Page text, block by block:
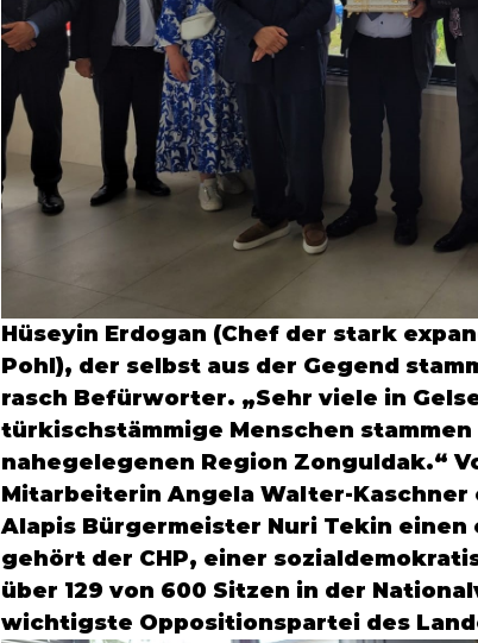
Hüseyin Erdogan (Chef der stark
Pohl), der selbst aus der Gegend
rasch Befürworter. „Sehr viele in
türkischstämmige Menschen
nahegelegenen Region Zonguldak.“
Mitarbeiterin Angela Walter-Kaschner
Alapis Bürgermeister Nuri Tekin einen
gehört der CHP, einer
über 129 von 600 Sitzen in der
wichtigste Oppositionspartei des